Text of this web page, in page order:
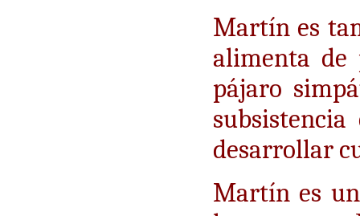
Martín es
alimenta de
pájaro
desarrollar
Martín es